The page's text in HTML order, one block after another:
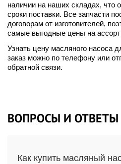
наличии на наших складах, что
сроки поставки. Все запчасти
договорам от изготовителей,
самые выгодные цены на
Узнать цену масляного насоса
заказ можно по телефону или
обратной связи.
ВОПРОСЫ И ОТВЕТЫ
Как купить масляный